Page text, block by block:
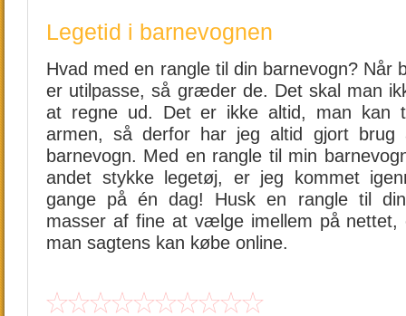
Legetid i barnevognen
Hvad med en rangle til din barnevogn? Når
er utilpasse, så græder de. Det skal man
at regne ud. Det er ikke altid, man kan
armen, så derfor har jeg altid gjort
barnevogn. Med en rangle til min
andet stykke legetøj, er jeg kommet
gange på én dag! Husk en rangle til
masser af fine at vælge imellem på
man sagtens kan købe online.